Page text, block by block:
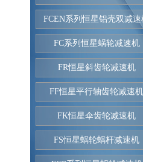
FCEN系列恒星铝壳双减速
FC系列恒星蜗轮减速机
FR恒星斜齿轮减速机
FF恒星平行轴齿轮减速机
FK恒星伞齿轮减速机
FS恒星蜗轮蜗杆减速机